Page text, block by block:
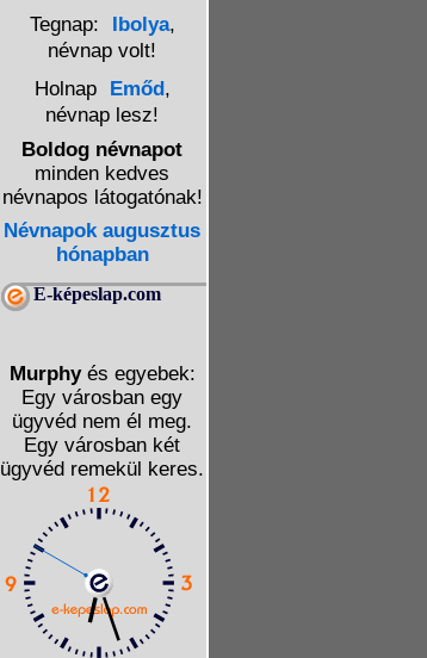
Tegnap:
Ibolya,
névnap volt!
Holnap
Emőd,
névnap lesz!
Boldog névnapot
minden kedves
névnapos látogatónak!
Névnapok augusztus
hónapban
E-képeslap.com
Murphyés egyebek:
Egy városban egy
ügyvéd nem él meg.
Egy városban két
ügyvéd remekül keres.